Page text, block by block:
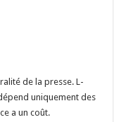
de la presse. L-
uniquement des
a un coût.